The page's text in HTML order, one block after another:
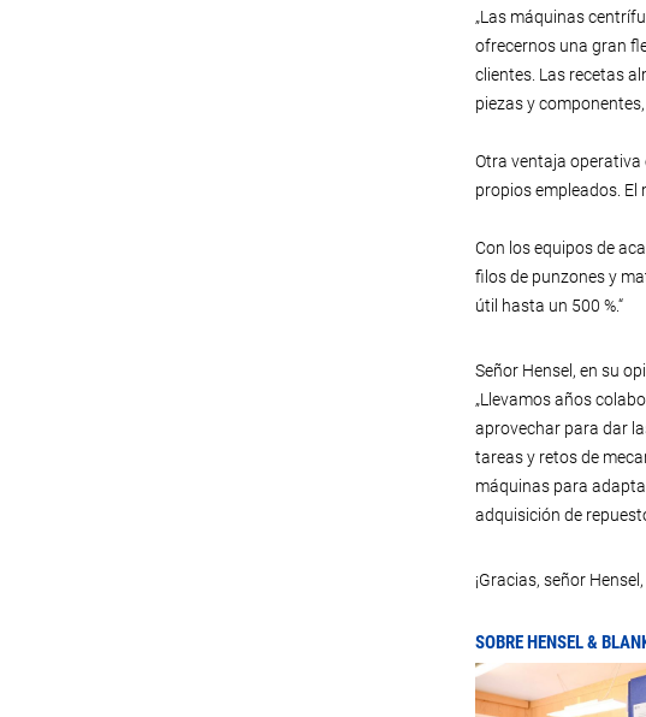
„Las máquinas
ofrecernos una gran
clientes. Las recetas
piezas y
Otra ventaja operativa
propios empleados. El
Con los equipos de
filos de punzones y
útil hasta un 500 %.“
Señor Hensel, en su
„Llevamos años
aprovechar para dar
tareas y retos de
máquinas para
adquisición de
¡Gracias, señor
SOBRE HENSEL &